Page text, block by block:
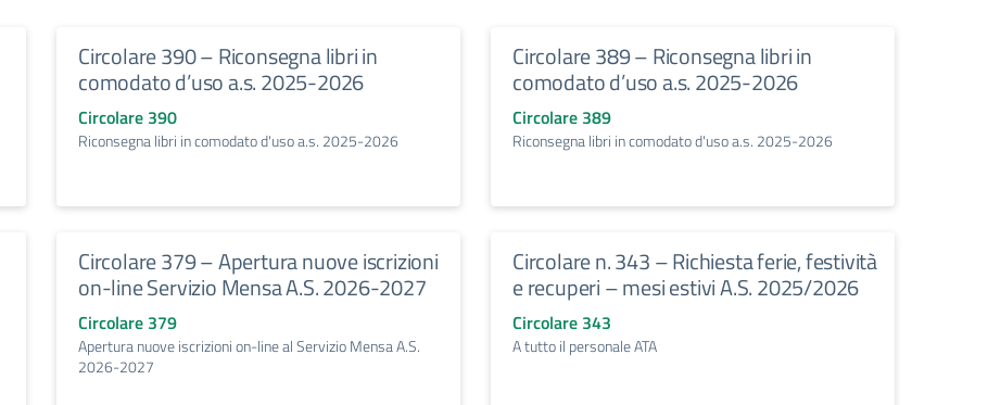
Circolare 390 – Riconsegna libri in
comodato d’uso a.s. 2025-2026
Circolare 390
Riconsegna libri in comodato d'uso a.s. 2025-2026
Circolare 389 – Riconsegna libri in
comodato d’uso a.s. 2025-2026
Circolare 389
Riconsegna libri in comodato d'uso a.s. 2025-2026
Circolare 379 – Apertura nuove iscrizioni
on-line Servizio Mensa A.S. 2026-2027
Circolare 379
Apertura nuove iscrizioni on-line al Servizio Mensa A.S.
2026-2027
Circolare n. 343 – Richiesta ferie, festività
e recuperi – mesi estivi A.S. 2025/2026
Circolare 343
A tutto il personale ATA